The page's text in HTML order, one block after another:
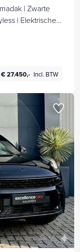
| Zwarte
| Elektrische
€ 27.450,- Incl. BTW